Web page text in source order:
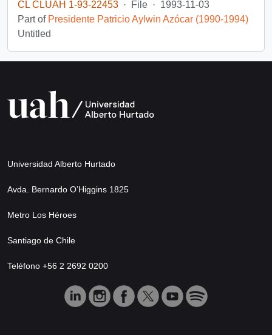
CL CLUAH 1-93-22453 · File · 1993-11-03
Part of Presidente Patricio Aylwin Azócar (1990-1994)
Untitled
Universidad Alberto Hurtado
Avda. Bernardo O’Higgins 1825
Metro Los Héroes
Santiago de Chile
Teléfono +56 2 2692 0200